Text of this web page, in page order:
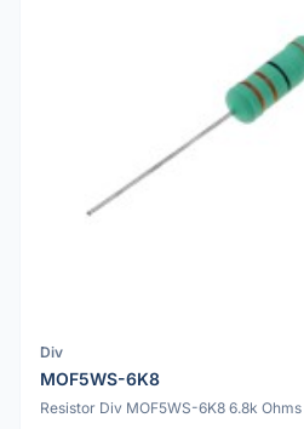
Div
MOF5WS-6K8
Resistor Div MOF5WS-6K8 6.8k